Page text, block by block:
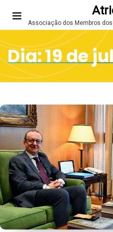
Associação dos Membros
Dia:19 de